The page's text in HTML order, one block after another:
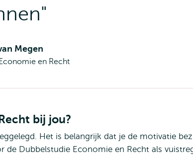
Megen
en Recht
bij jou?
Het is belangrijk dat je de motivatie
Dubbelstudie Economie en Recht als